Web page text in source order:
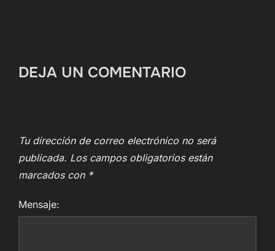
DEJA UN COMENTARIO
Tu dirección de correo electrónico no será
publicada. Los campos obligatorios están
marcados con *
Mensaje: